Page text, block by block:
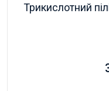
Трикислотний